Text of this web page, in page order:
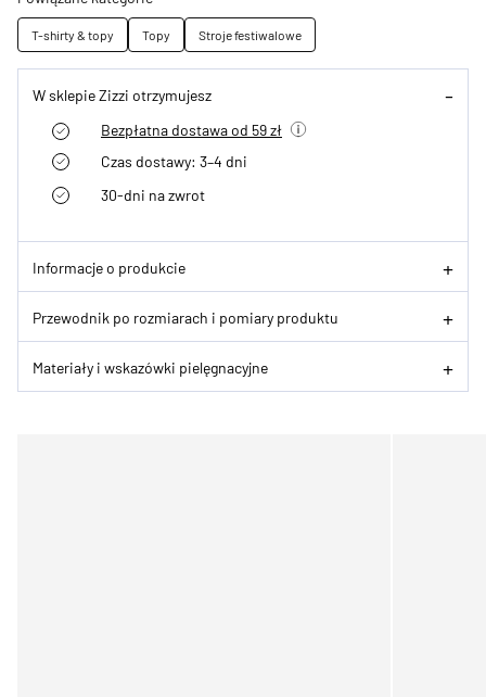
T-shirty & topy Topy Stroje festiwalowe
W sklepie Zizzi otrzymujesz
Bezpłatna dostawa od 59 zł
Czas dostawy: 3–4 dni
30-dni na zwrot
Informacje o produkcie
Przewodnik po rozmiarach i pomiary produktu
Materiały i wskazówki pielęgnacyjne